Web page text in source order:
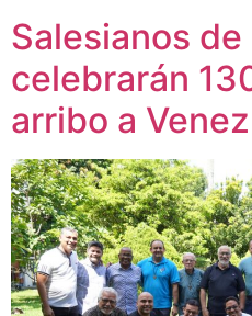
Salesianos
celebrarán
arribo a